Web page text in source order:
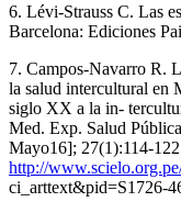
6. Lévi-Strauss C. Las
Barcelona: Ediciones
7. Campos-Navarro R.
la salud intercultural en
siglo XX a la in-
Med. Exp. Salud
Mayo16]; 27(1):114-
http://
ci_arttext&pid=S1726-